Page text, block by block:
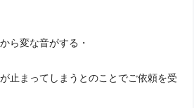
ら変な音がする・
止まってしまうとのことでご依頼を受